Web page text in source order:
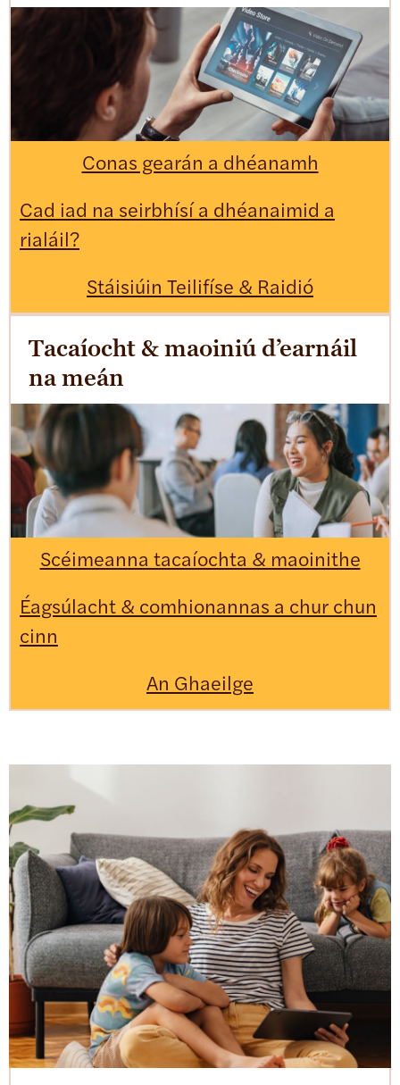
Conas gearán a dhéanamh
Cad iad na seirbhísí a dhéanaimid a
rialáil?
Stáisiúin Teilifíse & Raidió
Tacaíocht & maoiniú d’earnáil
na meán
Scéimeanna tacaíochta & maoinithe
Éagsúlacht & comhionannas a chur chun
cinn
An Ghaeilge